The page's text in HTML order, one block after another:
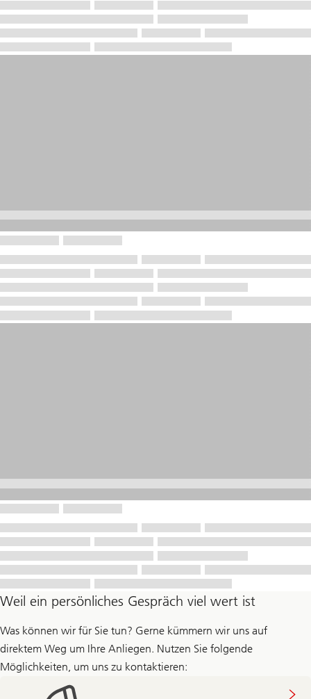
Weil ein persönliches Gespräch viel wert ist
Was können wir für Sie tun? Gerne kümmern wir uns auf
direktem Weg um Ihre Anliegen. Nutzen Sie folgende
Möglichkeiten, um uns zu kontaktieren: